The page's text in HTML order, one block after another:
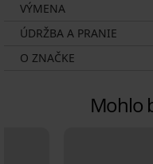
VÝMENA
ÚDRŽBA A PRANIE
O ZNAČKE
Mohlo